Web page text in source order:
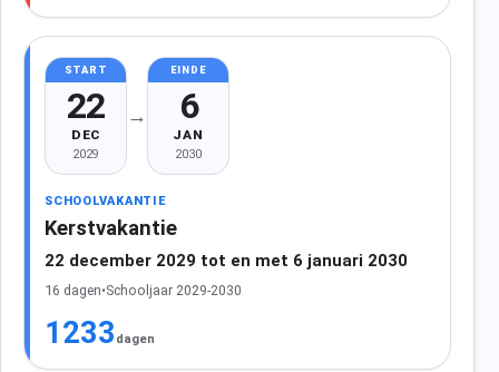
START
22
DEC
2029
→
EINDE
6
JAN
2030
SCHOOLVAKANTIE
Kerstvakantie
22 december 2029 tot en met 6 januari 2030
16 dagen•Schooljaar 2029-2030
1233 dagen